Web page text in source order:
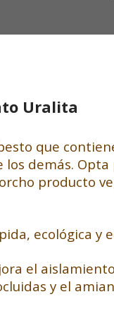
Uralita
que
los demás.
producto
ecológica y
el
y el